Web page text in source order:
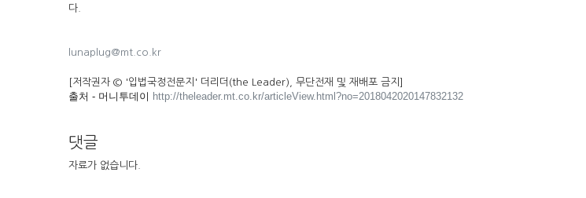
다.
lunaplug@mt.co.kr
[저작권자 © '입법국정전문지' 더리더(the Leader), 무단전재 및 재배포 금지]
출처 - 머니투데이 http://theleader.mt.co.kr/articleView.html?no=2018042020147832132
댓글
자료가 없습니다.